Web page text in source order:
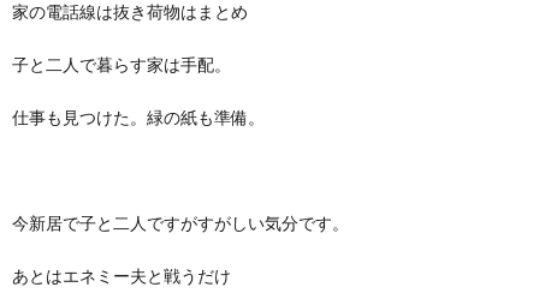
家の電話線は抜き荷物はまとめ
子と二人で暮らす家は手配。
仕事も見つけた。緑の紙も準備。
今新居で子と二人ですがすがしい気分です。
あとはエネミー夫と戦うだけ